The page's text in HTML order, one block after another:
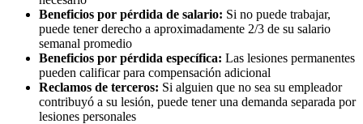
Beneficios por pérdida de salario: Si no puede trabajar,
puede tener derecho a aproximadamente 2/3 de su salario
semanal promedio
Beneficios por pérdida específica: Las lesiones permanentes
pueden calificar para compensación adicional
Reclamos de terceros: Si alguien que no sea su empleador
contribuyó a su lesión, puede tener una demanda separada por
lesiones personales